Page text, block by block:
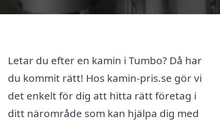
Letar du efter en kamin i Tumbo? Då har
du kommit rätt! Hos kamin-pris.se gör vi
det enkelt för dig att hitta rätt företag i
ditt närområde som kan hjälpa dig med